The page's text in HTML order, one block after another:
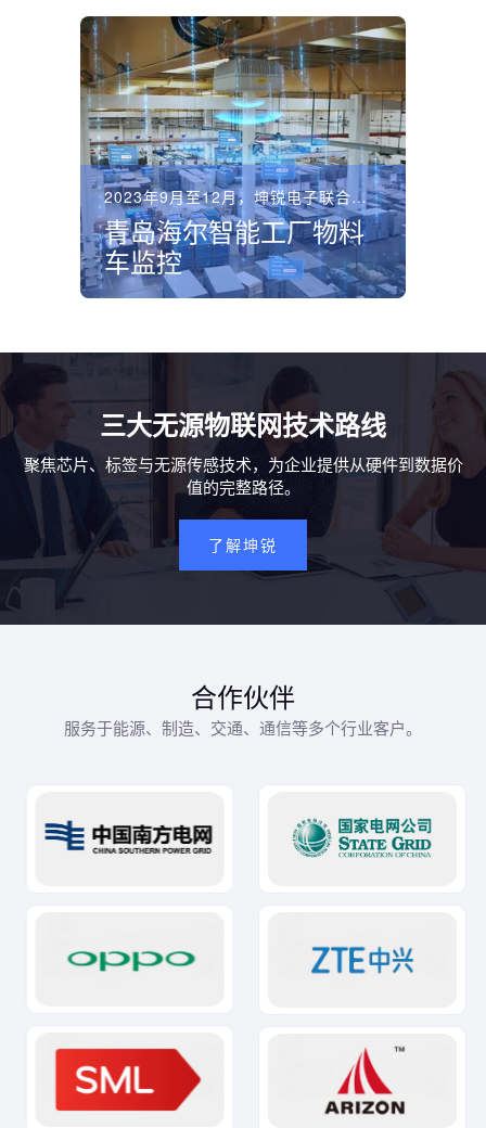
2023年9月至12月，坤锐电子联合运营商在青岛海尔洗衣...
青岛海尔智能工厂物料
车监控
三大无源物联网技术路线
聚焦芯片、标签与无源传感技术，为企业提供从硬件到数据价
值的完整路径。
了解坤锐
合作伙伴
服务于能源、制造、交通、通信等多个行业客户。